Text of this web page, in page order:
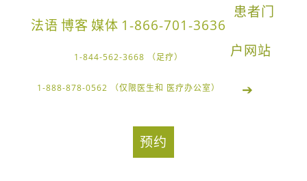
法语博客 媒体 1-866-701-3636
1-844-562-3668 （足疗）
1-888-878-0562 （仅限医生和 医疗办公室）
患者门
户网站
➔
预约